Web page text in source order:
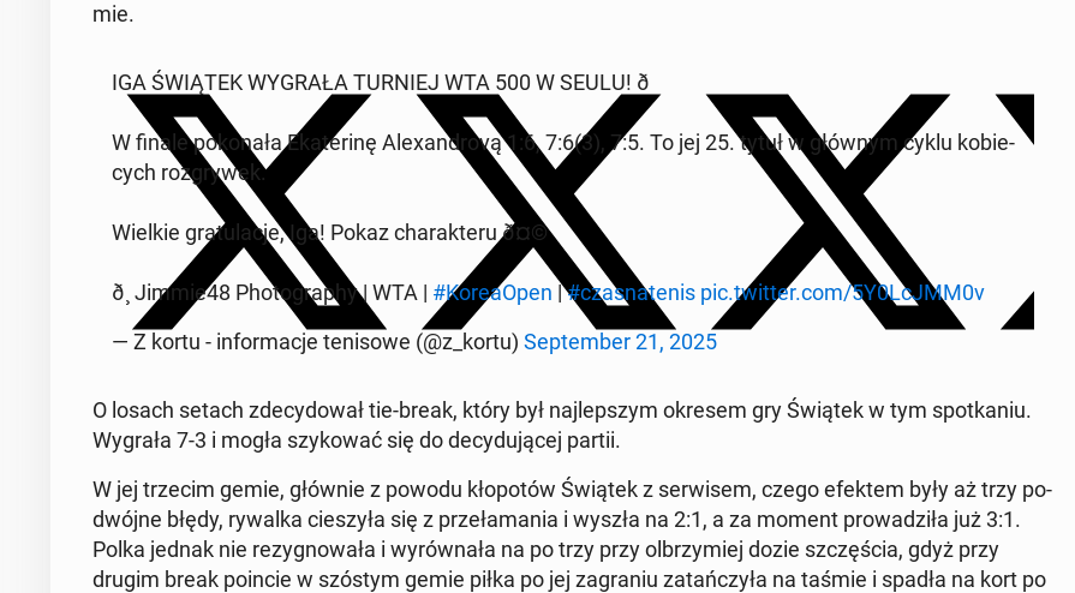
mie.
IGA ŚWIĄTEK WYGRAŁA TURNIEJ WTA 500 W SEULU! ð
W finale po­ko­na­ła Eka­te­ri­nę Ale­xan­dro­vą 1:6, 7:6(3), 7:5. To jej 25. tytuł w głównym cyklu ko­bie­
cych roz­gry­wek.
Wielkie gra­tu­la­cje, Iga! Pokaz cha­rak­te­ru ð¤©
ð¸ Jimmie48 Pho­to­gra­phy | WTA | #Ko­re­aOpen |#cza­sna­te­nis pic.twitter.com/5Y0LcJMM0v
— Z kortu - in­for­ma­cje te­ni­so­we (@z_kortu) Sep­tem­ber 21, 2025
O losach setach zde­cy­do­wał tie-break, który był naj­lep­szym okresem gry Świątek w tym spo­tka­niu.
Wygrała 7-3 i mogła szy­ko­wać się do de­cy­du­ją­cej partii.
W jej trzecim gemie, głównie z powodu kło­po­tów Świątek z ser­wi­sem, czego efektem były aż trzy po­
dwój­ne błędy, rywalka cie­szy­ła się z prze­ła­ma­nia i wyszła na 2:1, a za moment pro­wa­dzi­ła już 3:1.
Polka jednak nie re­zy­gno­wa­ła i wy­rów­na­ła na po trzy przy ol­brzy­miej dozie szczę­ścia, gdyż przy
drugim break poincie w szóstym gemie piłka po jej za­gra­niu za­tań­czy­ła na taśmie i spadła na kort po